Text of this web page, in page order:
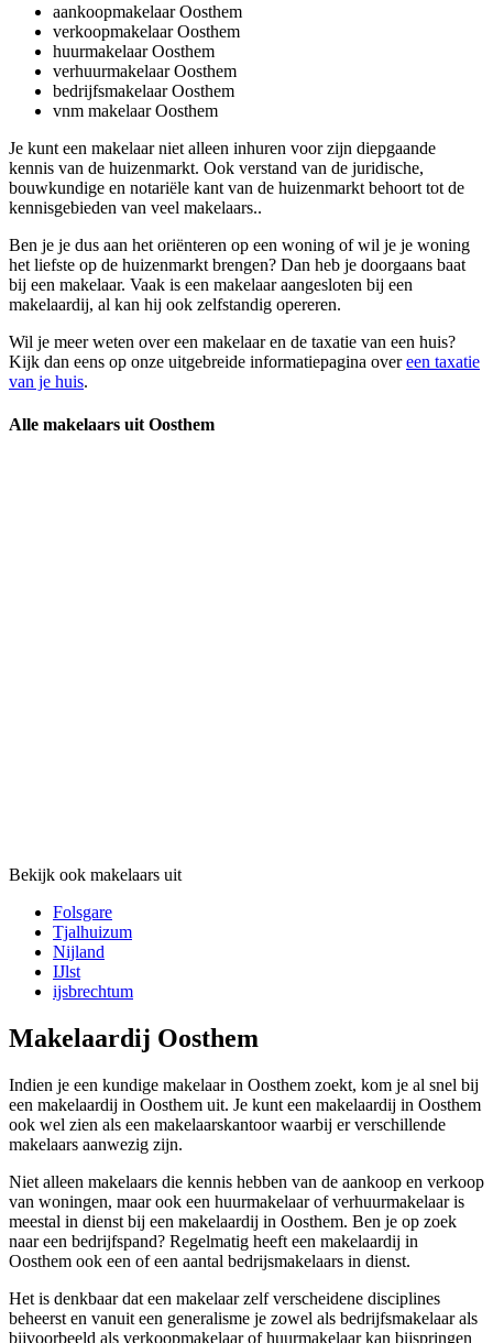
aankoopmakelaar Oosthem
verkoopmakelaar Oosthem
huurmakelaar Oosthem
verhuurmakelaar Oosthem
bedrijfsmakelaar Oosthem
vnm makelaar Oosthem
Je kunt een makelaar niet alleen inhuren voor zijn diepgaande
kennis van de huizenmarkt. Ook verstand van de juridische,
bouwkundige en notariële kant van de huizenmarkt behoort tot de
kennisgebieden van veel makelaars..
Ben je je dus aan het oriënteren op een woning of wil je je woning
het liefste op de huizenmarkt brengen? Dan heb je doorgaans baat
bij een makelaar. Vaak is een makelaar aangesloten bij een
makelaardij, al kan hij ook zelfstandig opereren.
Wil je meer weten over een makelaar en de taxatie van een huis?
Kijk dan eens op onze uitgebreide informatiepagina overeen taxatie
van je huis.
Alle makelaars uit Oosthem
Bekijk ook makelaars uit
Folsgare
Tjalhuizum
Nijland
IJlst
ijsbrechtum
Makelaardij Oosthem
Indien je een kundige makelaar in Oosthem zoekt, kom je al snel bij
een makelaardij in Oosthem uit. Je kunt een makelaardij in Oosthem
ook wel zien als een makelaarskantoor waarbij er verschillende
makelaars aanwezig zijn.
Niet alleen makelaars die kennis hebben van de aankoop en verkoop
van woningen, maar ook een huurmakelaar of verhuurmakelaar is
meestal in dienst bij een makelaardij in Oosthem. Ben je op zoek
naar een bedrijfspand? Regelmatig heeft een makelaardij in
Oosthem ook een of een aantal bedrijsmakelaars in dienst.
Het is denkbaar dat een makelaar zelf verscheidene disciplines
beheerst en vanuit een generalisme je zowel als bedrijfsmakelaar als
bijvoorbeeld als verkoopmakelaar of huurmakelaar kan bijspringen